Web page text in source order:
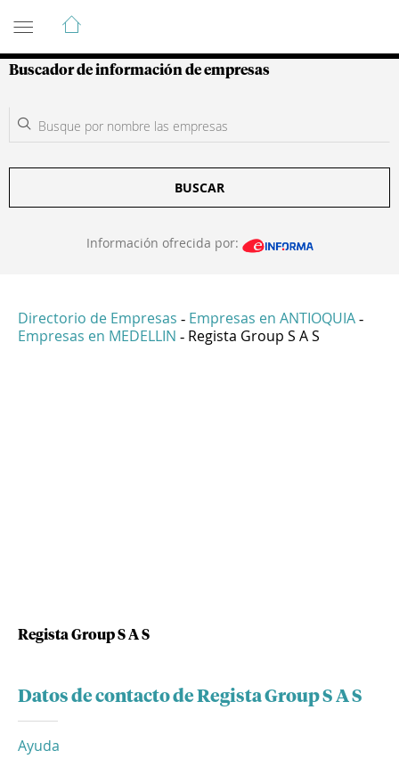
Guía de Empresas Colombianas
Buscador de información de empresas
BUSCAR
Información ofrecida por:
Directorio de Empresas - Empresas en ANTIOQUIA -
Empresas en MEDELLIN - Regista Group S A S
Regista Group S A S
Datos de contacto de Regista Group S A S
Ayuda